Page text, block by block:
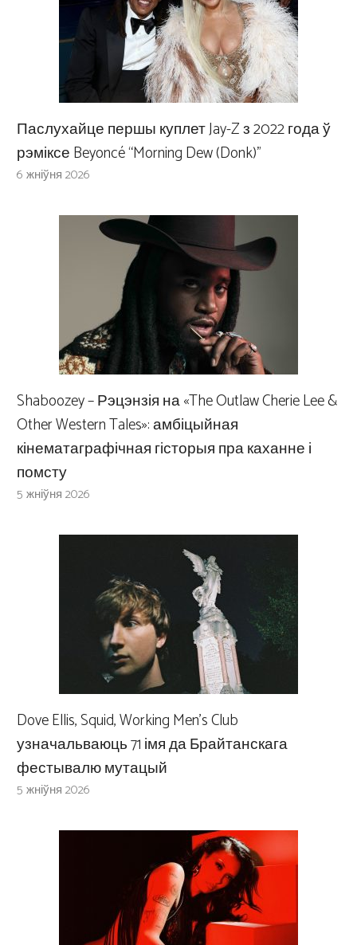
Паслухайце першы куплет Jay-Z з 2022 года ў
рэміксе Beyoncé “Morning Dew (Donk)”
6 жніўня 2026
Shaboozey – Рэцэнзія на «The Outlaw Cherie Lee &
Other Western Tales»: амбіцыйная
кінематаграфічная гісторыя пра каханне і
помсту
5 жніўня 2026
Dove Ellis, Squid, Working Men’s Club
узначальваюць 71 імя да Брайтанскага
фестывалю мутацый
5 жніўня 2026